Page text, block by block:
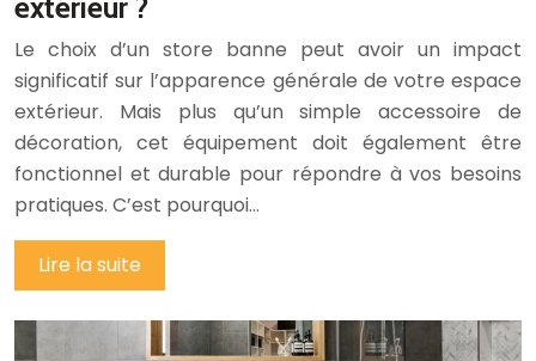
extérieur ?
Le choix d’un store banne peut avoir un impact
significatif sur l’apparence générale de votre espace
extérieur. Mais plus qu’un simple accessoire de
décoration, cet équipement doit également être
fonctionnel et durable pour répondre à vos besoins
pratiques. C’est pourquoi…
Lire la suite